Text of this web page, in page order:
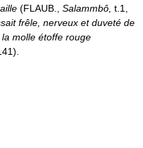
(FLAUB., Salammbô, t.1,
frêle, nerveux et duveté de
molle étoffe rouge